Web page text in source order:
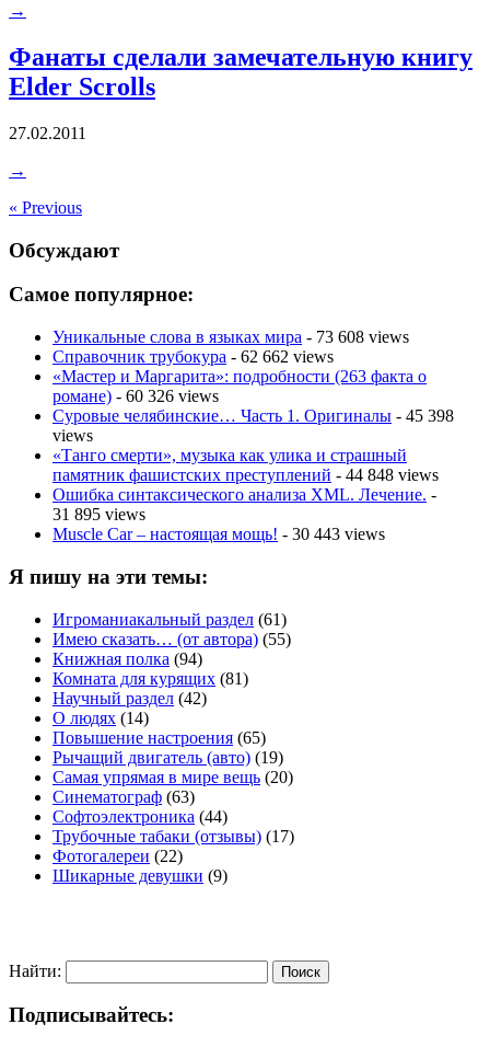
→
Фанаты сделали замечательную книгу
Elder Scrolls
27.02.2011
→
« Previous
Обсуждают
Самое популярное:
Уникальные слова в языках мира - 73 608 views
Справочник трубокура - 62 662 views
«Мастер и Маргарита»: подробности (263 факта о
романе) - 60 326 views
Суровые челябинские… Часть 1. Оригиналы - 45 398
views
«Танго смерти», музыка как улика и страшный
памятник фашистских преступлений - 44 848 views
Ошибка синтаксического анализа XML. Лечение. -
31 895 views
Muscle Car – настоящая мощь! - 30 443 views
Я пишу на эти темы:
Игроманиакальный раздел (61)
Имею сказать… (от автора) (55)
Книжная полка (94)
Комната для курящих (81)
Научный раздел (42)
О людях (14)
Повышение настроения (65)
Рычащий двигатель (авто) (19)
Самая упрямая в мире вещь (20)
Синематограф (63)
Софтоэлектроника (44)
Трубочные табаки (отзывы) (17)
Фотогалереи (22)
Шикарные девушки (9)
Найти:
Подписывайтесь: